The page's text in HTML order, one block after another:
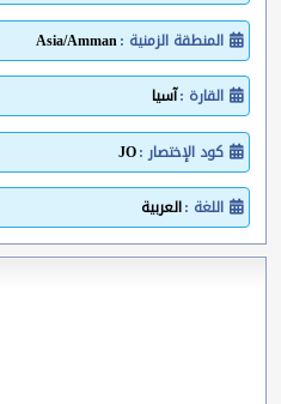
المنطقة الزمنية :Asia/Amman
القارة :آسيا
كود الإختصار :JO
اللغة :العربية